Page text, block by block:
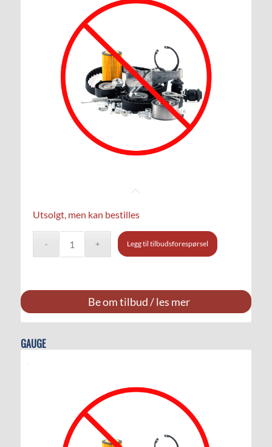
Utsolgt, men kan bestilles
Legg til tilbudsforespørsel
Be om tilbud / les mer
GAUGE